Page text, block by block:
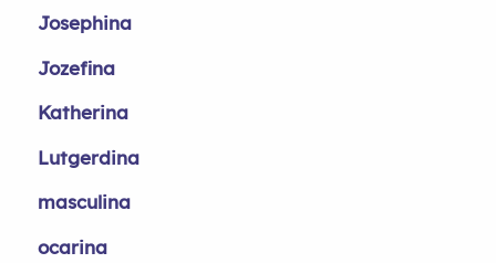
Josephina
Jozefina
Katherina
Lutgerdina
masculina
ocarina